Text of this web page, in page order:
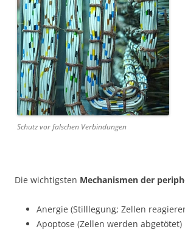
Schutz vor falschen Verbindungen
Die wichtigsten Mechanismen der
Anergie (Stilllegung; Zellen
Apoptose (Zellen werden abgetötet)